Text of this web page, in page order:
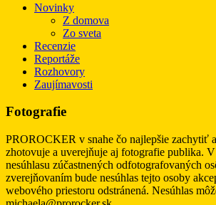
Novinky
Z domova
Zo sveta
Recenzie
Reportáže
Rozhovory
Zaujímavosti
Fotografie
PROROCKER v snahe čo najlepšie zachytiť
zhotovuje a uverejňuje aj fotografie publika.
nesúhlasu zúčastnených odfotografovaných
zverejňovaním bude nesúhlas tejto osoby
webového priestoru odstránená. Nesúhlas